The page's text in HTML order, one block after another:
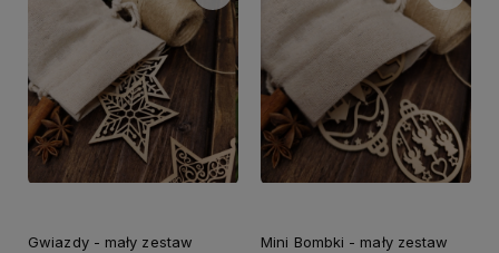
Gwiazdy - mały zestaw
Mini Bombki - mały zestaw